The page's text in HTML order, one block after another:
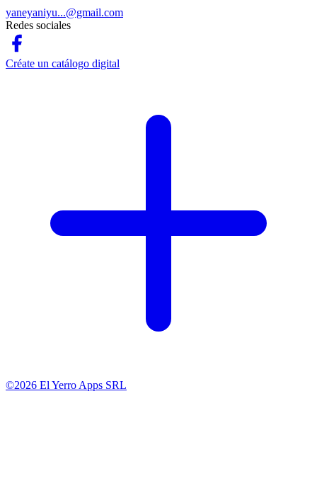
yaneyaniyu...@gmail.com
Redes sociales
Créate un catálogo digital
©2026 El Yerro Apps SRL